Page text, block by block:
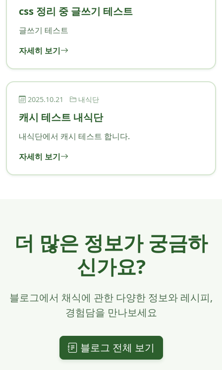
css 정리 중 글쓰기 테스트
글쓰기 테스트
자세히 보기
2025.10.21 내식단
캐시 테스트 내식단
내식단에서 캐시 테스트 합니다.
자세히 보기
더 많은 정보가 궁금하
신가요?
블로그에서 채식에 관한 다양한 정보와 레시피,
경험담을 만나보세요
블로그 전체 보기